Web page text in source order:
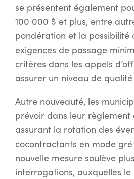
se présentent également
100 000 $ et plus, entre
pondération et la possibilité
exigences de passage
critères dans les appels
assurer un niveau de
Autre nouveauté, les
prévoir dans leur règlement
assurant la rotation des
cocontractants en mode
nouvelle mesure soulève
interrogations, auxquelles